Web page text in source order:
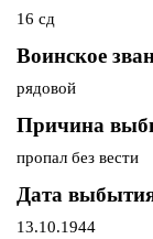
16 сд
Воинское
рядовой
Причина
пропал без вести
Дата
13.10.1944